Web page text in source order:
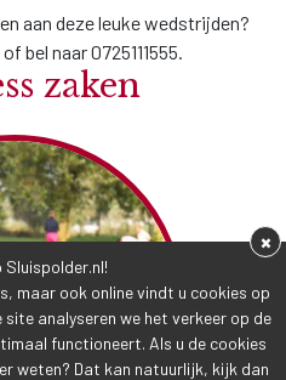
aan deze leuke wedstrijden?
of bel naar 0725111555.
zaken
Sluispolder.nl!
maar ook online vindt u cookies op
analyseren we het verkeer op de
functioneert. Als u de cookies
weten? Dat kan natuurlijk, kijk dan
×